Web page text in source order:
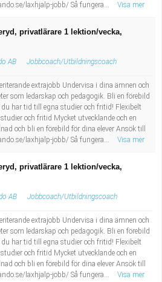
laxhjalp-jobb/ Så fungera...
Visa mer
privatlärare 1 lektion/vecka,
AB Jobbcoach/Utbildningscoach
extrajobb Undervisa i dina ämnen och
som ledarskap och pedagogik. Bli en förebild
har tid till egna studier och fritid! Flexibelt
och fritid Mycket utvecklande och en
och bli en förebild för dina elever Ansök till
laxhjalp-jobb/ Så fungera...
Visa mer
privatlärare 1 lektion/vecka,
AB Jobbcoach/Utbildningscoach
extrajobb Undervisa i dina ämnen och
som ledarskap och pedagogik. Bli en förebild
har tid till egna studier och fritid! Flexibelt
och fritid Mycket utvecklande och en
och bli en förebild för dina elever Ansök till
laxhjalp-jobb/ Så fungera...
Visa mer